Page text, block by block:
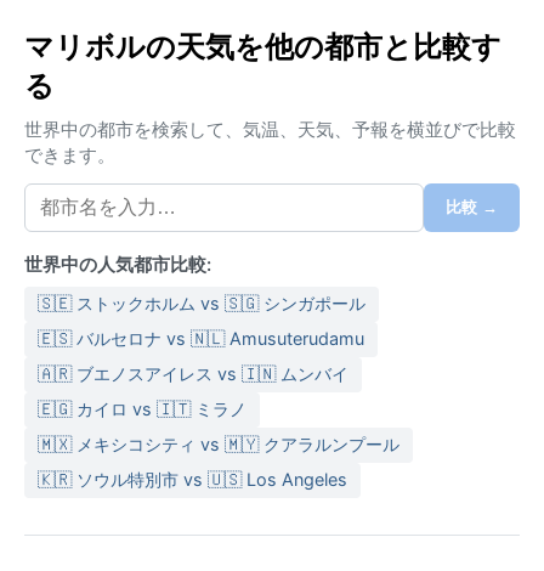
雪量は中程度で、ポホリェ山ではスキーが楽しめる。
春と秋は雨が多く、年間降水量は約1000ミリ。湿度は
少ない。荷物は夏に軽い長袖と日除け、冬は厚手のコ
ートと防水靴が必須、春秋は重ね着が便利だ。
最も快適な時期は5月から9月。日差しが柔らかく、晴
れた日が続く。冬は12月から2月がスキーシーズンで、
晴天と雪が交互に訪れる。特筆すべき現象として、秋
から冬にかけてドラーヴァ川沿いで発生する濃い霧が
街並みを幻想的に包む。降雪は積もるが吹雪は稀で、
の穏やかさが、歴史と自然をゆったり味わう旅にぴっ
たりの街である。
マリボルの天気を他の都市と比較す
る
世界中の都市を検索して、気温、天気、予報を横並びで比較
できます。
比較 →
世界中の人気都市比較:
🇸🇪 ストックホルム vs 🇸🇬 シンガポール
🇪🇸 バルセロナ vs 🇳🇱 Amusuterudamu
🇦🇷 ブエノスアイレス vs 🇮🇳 ムンバイ
🇪🇬 カイロ vs 🇮🇹 ミラノ
🇲🇽 メキシコシティ vs 🇲🇾 クアラルンプール
🇰🇷 ソウル特別市 vs 🇺🇸 Los Angeles